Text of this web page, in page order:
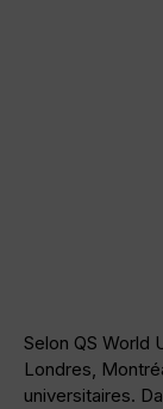
Selon QS World
Londres,
universitaires.